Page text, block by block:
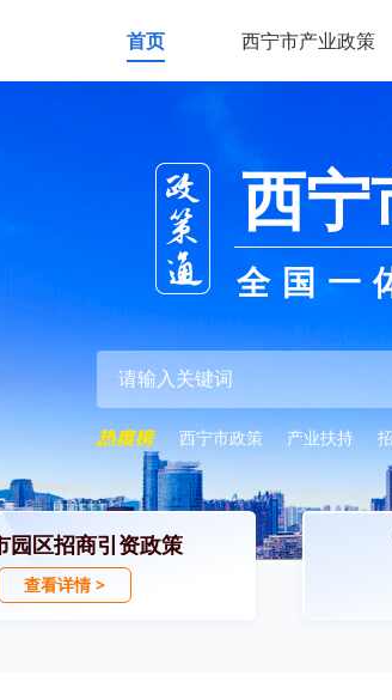
首页 西宁市产业政策
西宁
全国一
西宁市政策 产业扶持
园区招商引资政策
查看详情 >